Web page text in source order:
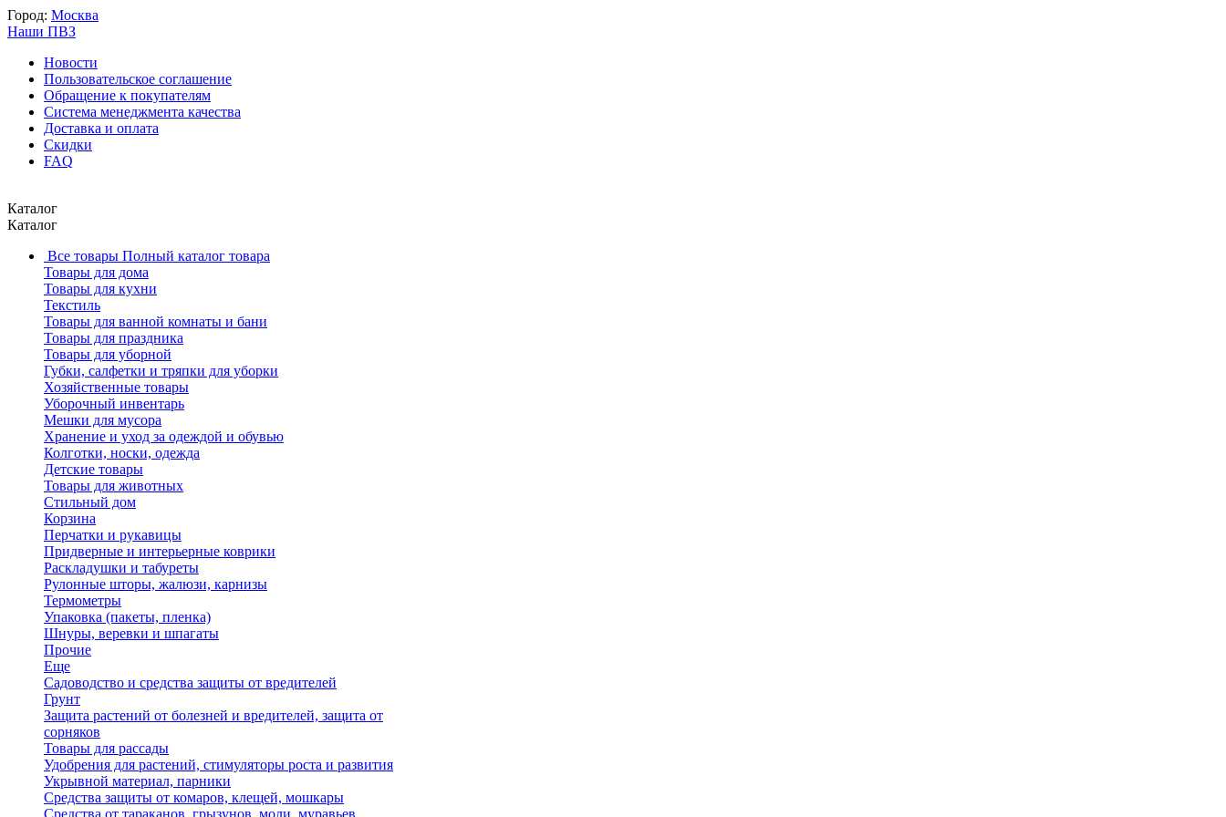
Город: Москва
Наши ПВЗ
Новости
Пользовательское соглашение
Обращение к покупателям
Система менеджмента качества
Доставка и оплата
Скидки
FAQ
Каталог
Каталог
Все товары Полный каталог товара
Товары для дома
Товары для кухни
Текстиль
Товары для ванной комнаты и бани
Товары для праздника
Товары для уборной
Губки, салфетки и тряпки для уборки
Хозяйственные товары
Уборочный инвентарь
Мешки для мусора
Хранение и уход за одеждой и обувью
Колготки, носки, одежда
Детские товары
Товары для животных
Стильный дом
Корзина
Перчатки и рукавицы
Придверные и интерьерные коврики
Раскладушки и табуреты
Рулонные шторы, жалюзи, карнизы
Термометры
Упаковка (пакеты, пленка)
Шнуры, веревки и шпагаты
Прочие
Еще
Садоводство и средства защиты от вредителей
Грунт
Защита растений от болезней и вредителей, защита от
сорняков
Товары для рассады
Удобрения для растений, стимуляторы роста и развития
Укрывной материал, парники
Средства защиты от комаров, клещей, мошкары
Средства от тараканов, грызунов, моли, муравьев